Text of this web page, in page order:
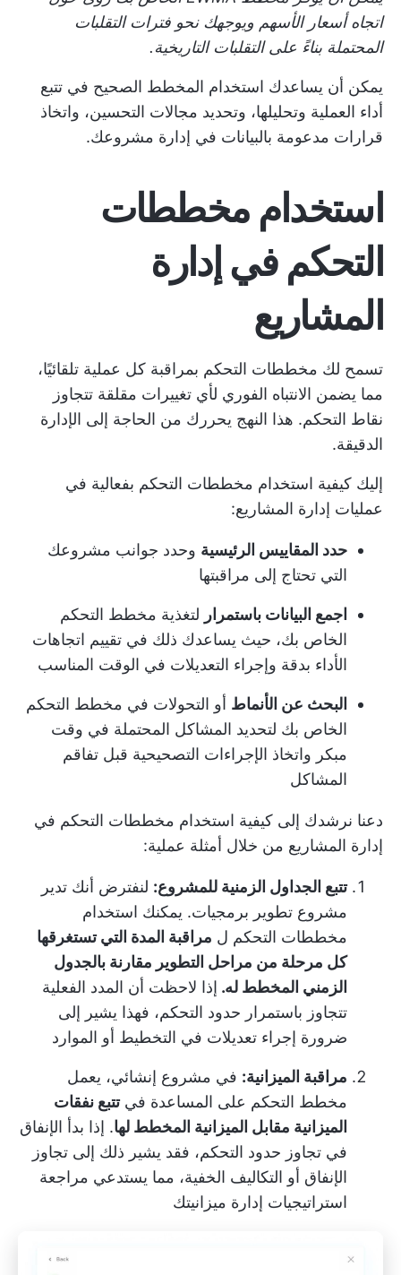
اتجاه أسعار الأسهم ويوجهك نحو فترات التقلبات
المحتملة بناءً على التقلبات التاريخية.
يمكن أن يساعدك استخدام المخطط الصحيح في تتبع
أداء العملية وتحليلها، وتحديد مجالات التحسين، واتخاذ
قرارات مدعومة بالبيانات في إدارة مشروعك.
استخدام مخططات
التحكم في إدارة
المشاريع
تسمح لك مخططات التحكم بمراقبة كل عملية تلقائيًا،
مما يضمن الانتباه الفوري لأي تغييرات مقلقة تتجاوز
نقاط التحكم. هذا النهج يحررك من الحاجة إلى الإدارة
الدقيقة.
إليك كيفية استخدام مخططات التحكم بفعالية في
عمليات إدارة المشاريع:
حدد المقاييس الرئيسية وحدد جوانب مشروعك
التي تحتاج إلى مراقبتها
اجمع البيانات باستمرار لتغذية مخطط التحكم
الخاص بك، حيث يساعدك ذلك في تقييم اتجاهات
الأداء بدقة وإجراء التعديلات في الوقت المناسب
البحث عن الأنماط أو التحولات في مخطط التحكم
الخاص بك لتحديد المشاكل المحتملة في وقت
مبكر واتخاذ الإجراءات التصحيحية قبل تفاقم
المشاكل
دعنا نرشدك إلى كيفية استخدام مخططات التحكم في
إدارة المشاريع من خلال أمثلة عملية:
تتبع الجداول الزمنية للمشروع: لنفترض أنك تدير
مشروع تطوير برمجيات. يمكنك استخدام
مخططات التحكم ل مراقبة المدة التي تستغرقها
كل مرحلة من مراحل التطوير مقارنة بالجدول
الزمني المخطط له. إذا لاحظت أن المدد الفعلية
تتجاوز باستمرار حدود التحكم، فهذا يشير إلى
ضرورة إجراء تعديلات في التخطيط أو الموارد
مراقبة الميزانية: في مشروع إنشائي، يعمل
مخطط التحكم على المساعدة فيتتبع نفقات
الميزانية مقابل الميزانية المخطط لها. إذا بدأ الإنفاق
في تجاوز حدود التحكم، فقد يشير ذلك إلى تجاوز
الإنفاق أو التكاليف الخفية، مما يستدعي مراجعة
استراتيجيات إدارة ميزانيتك